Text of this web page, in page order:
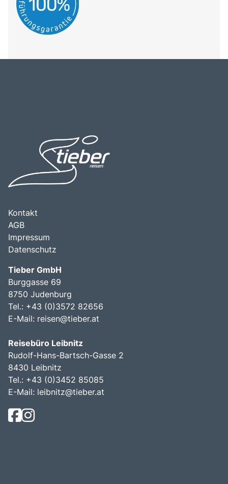
Kontakt
AGB
Impressum
Datenschutz
Tieber GmbH
Burggasse 69
8750 Judenburg
Tel.: +43 (0)3572 82656
E-Mail: reisen@tieber.at
Reisebüro Leibnitz
Rudolf-Hans-Bartsch-Gasse 2
8430 Leibnitz
Tel.: +43 (0)3452 85085
E-Mail: leibnitz@tieber.at